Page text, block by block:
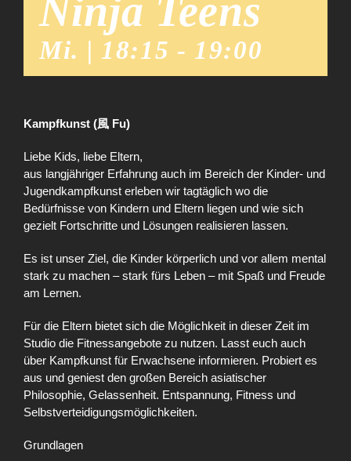
Ninja Teens
Mi. | 18:15 - 19:00
Kampfkunst (風 Fu)
Liebe Kids, liebe Eltern,
aus langjähriger Erfahrung auch im Bereich der Kinder- und
Jugendkampfkunst erleben wir tagtäglich wo die
Bedürfnisse von Kindern und Eltern liegen und wie sich
gezielt Fortschritte und Lösungen realisieren lassen.
Es ist unser Ziel, die Kinder körperlich und vor allem mental
stark zu machen – stark fürs Leben – mit Spaß und Freude
am Lernen.
Für die Eltern bietet sich die Möglichkeit in dieser Zeit im
Studio die Fitnessangebote zu nutzen. Lasst euch auch
über Kampfkunst für Erwachsene informieren. Probiert es
aus und geniest den großen Bereich asiatischer
Philosophie, Gelassenheit. Entspannung, Fitness und
Selbstverteidigungsmöglichkeiten.
Grundlagen